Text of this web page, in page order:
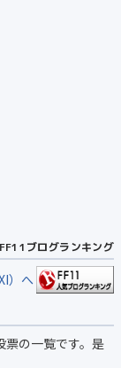
FF11ブログランキング
票の一覧です。是